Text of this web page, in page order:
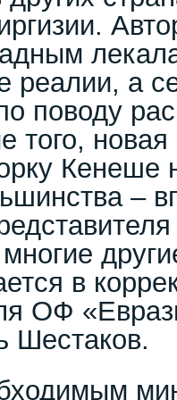
реалии, а
поводу
того,
Кенеше
–
в
ОФ
Шестаков.